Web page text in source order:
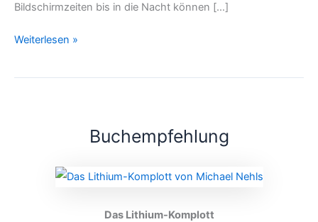
Bildschirmzeiten bis in die Nacht können […]
Weiterlesen »
Buchempfehlung
Das Lithium-Komplott